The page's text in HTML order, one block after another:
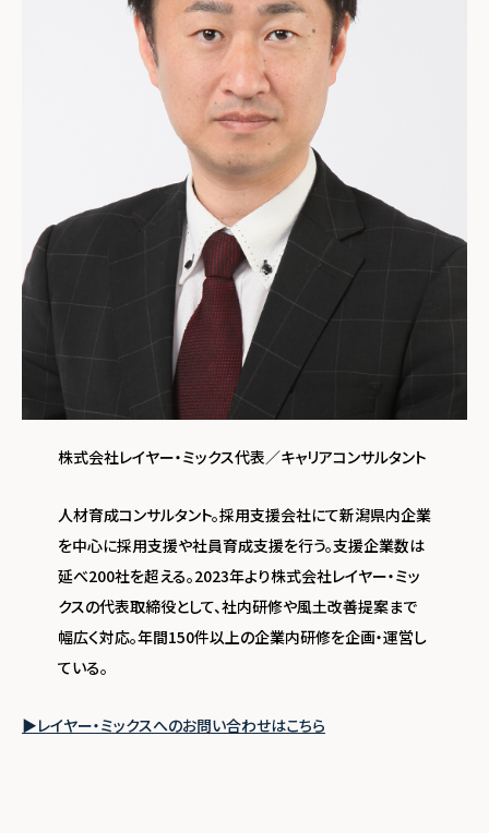
株式会社レイヤー・ミックス代表／キャリアコンサルタント
人材育成コンサルタント。採⽤⽀援会社にて新潟県内企業
を中⼼に採⽤⽀援や社員育成⽀援を行う。⽀援企業数は
延べ200社を超える。2023年より株式会社レイヤー・ミッ
クスの代表取締役として、社内研修や⾵⼟改善提案まで
幅広く対応。年間150件以上の企業内研修を企画・運営し
ている。
▶レイヤー・ミックスへのお問い合わせはこちら